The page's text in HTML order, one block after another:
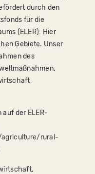
durch den
für die
(ELER): Hier
Gebiete. Unser
des
der ELER-
rural-